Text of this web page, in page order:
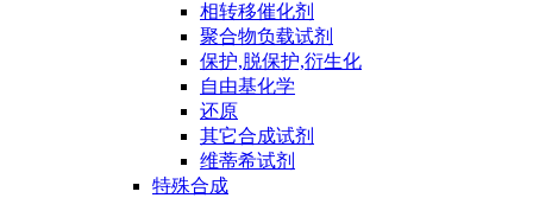
相转移催化剂
聚合物负载试剂
保护,脱保护,衍生化
自由基化学
还原
其它合成试剂
维蒂希试剂
特殊合成